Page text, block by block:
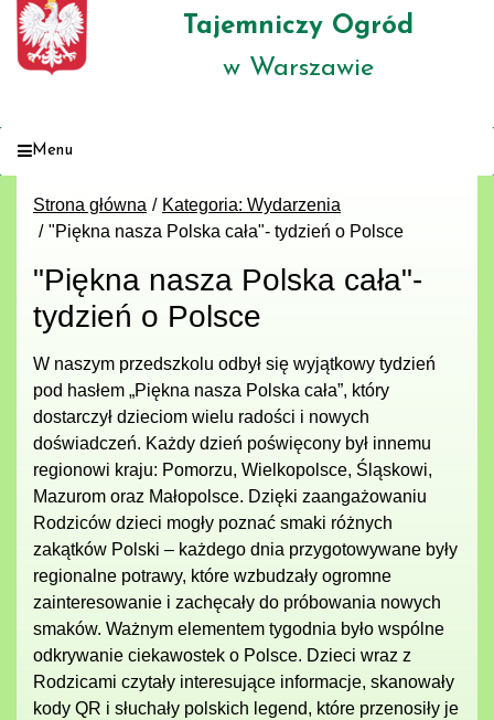
Tajemniczy Ogród
w Warszawie
Menu
Strona główna
Kategoria: Wydarzenia
"Piękna nasza Polska cała"- tydzień o Polsce
"Piękna nasza Polska cała"-
tydzień o Polsce
W naszym przedszkolu odbył się wyjątkowy tydzień
pod hasłem „Piękna nasza Polska cała”, który
dostarczył dzieciom wielu radości i nowych
doświadczeń. Każdy dzień poświęcony był innemu
regionowi kraju: Pomorzu, Wielkopolsce, Śląskowi,
Mazurom oraz Małopolsce. Dzięki zaangażowaniu
Rodziców dzieci mogły poznać smaki różnych
zakątków Polski – każdego dnia przygotowywane były
regionalne potrawy, które wzbudzały ogromne
zainteresowanie i zachęcały do próbowania nowych
smaków. Ważnym elementem tygodnia było wspólne
odkrywanie ciekawostek o Polsce. Dzieci wraz z
Rodzicami czytały interesujące informacje, skanowały
kody QR i słuchały polskich legend, które przenosiły je